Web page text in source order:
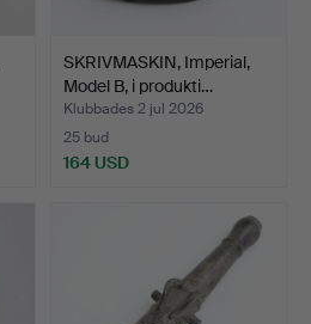
SKRIVMASKIN, Imperial,
Model B, i produkti…
Klubbades 2 jul 2026
25 bud
164 USD